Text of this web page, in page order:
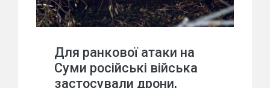
Для ранкової атаки на
Суми російські війська
застосували дрони,